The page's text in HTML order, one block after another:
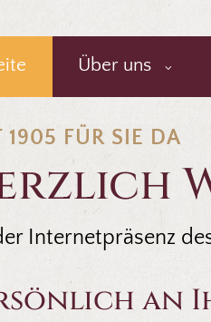
Über uns
1905 FÜR SIE DA
Internetpräsenz
an